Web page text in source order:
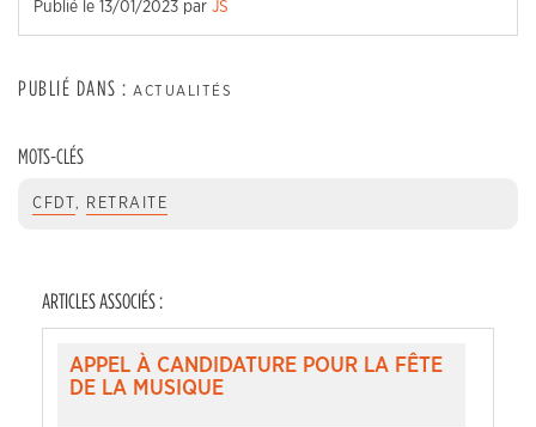
Publié le 13/01/2023 par JS
PUBLIÉ DANS : ACTUALITÉS
MOTS-CLÉS
CFDT , RETRAITE
ARTICLES ASSOCIÉS :
APPEL À CANDIDATURE POUR LA FÊTE
DE LA MUSIQUE